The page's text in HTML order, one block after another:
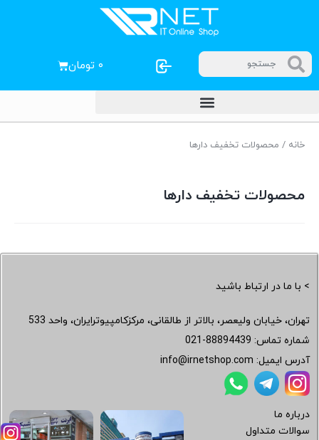
۰ تومان
خانه / محصولات تخفیف دارها
محصولات تخفیف دارها
> با ما در ارتباط باشید
تهران، خیابان ولیعصر، بالاتر از طالقانی، مرکزکامپیوترایران، واحد 533
شماره تماس: 021-88894439
آدرس ایمیل: info@irnetshop.com
درباره ما
سوالات متداول